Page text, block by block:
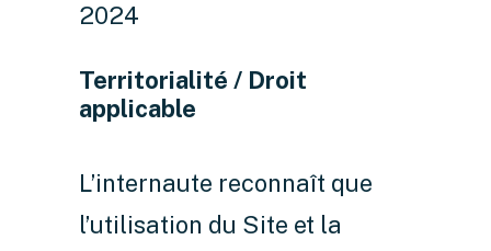
2024
Territorialité / Droit
applicable
L’internaute reconnaît que
l’utilisation du Site et la